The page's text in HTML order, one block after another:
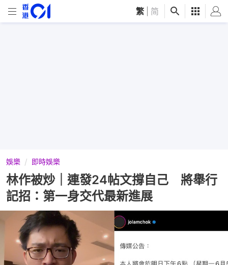
繁 简
娛樂 即時娛樂
林作被炒｜連發24帖文撐自己 將舉行
記招：第一身交代最新進展